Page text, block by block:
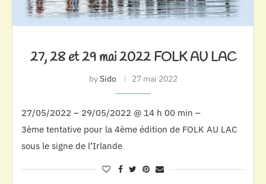
27, 28 et 29 mai 2022 FOLK AU LAC
bySido 27 mai 2022
27/05/2022 – 29/05/2022 @ 14 h 00 min –
3ème tentative pour la 4ème édition de FOLK AU LAC
sous le signe de l’Irlande